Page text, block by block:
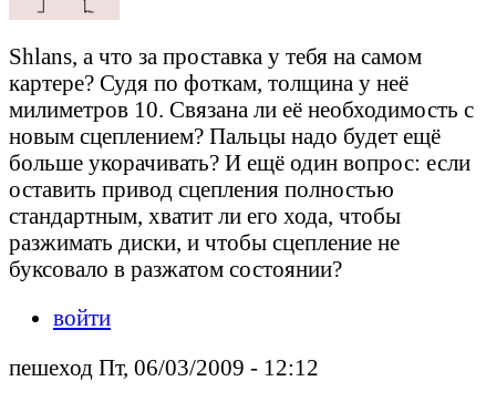
Shlans, а что за проставка у тебя на самом
картере? Судя по фоткам, толщина у неё
милиметров 10. Связана ли её необходимость с
новым сцеплением? Пальцы надо будет ещё
больше укорачивать? И ещё один вопрос: если
оставить привод сцепления полностью
стандартным, хватит ли его хода, чтобы
разжимать диски, и чтобы сцепление не
буксовало в разжатом состоянии?
войти
пешеход Пт, 06/03/2009 - 12:12